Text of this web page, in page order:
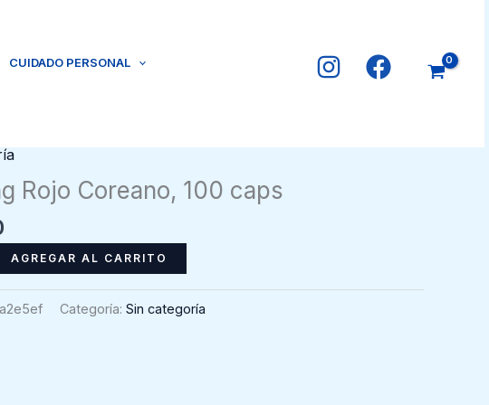
CUIDADO PERSONAL
Rojo Coreano, 100 caps
AGREGAR AL CARRITO
Categoría: Sin categoría